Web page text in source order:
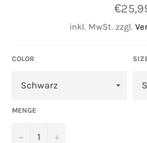
Preis
inkl. MwSt. zzgl.
COLOR
MENGE
− +